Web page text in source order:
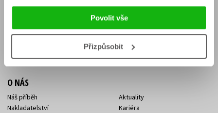
Povolit vše
Přizpůsobit
KONTAKTY
Sídlo společnosti
Kontakty Albatros Media
O NÁS
Náš příběh
Nakladatelství
Aktuality
Kariéra